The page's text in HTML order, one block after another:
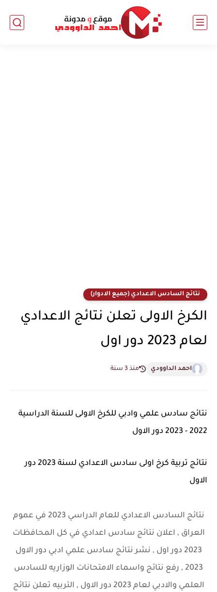
نتائج السادس الاعدادي (جميع الادوار)
الكرخ الاولى تعلن نتائج الاعدادي
لعام 2023 دور اول
احمد الداوودي منذ 3 سنة
نتائج سادس علمي وادبي للكرخ الاولى للسنة الدراسية
2022 - 2023 دور الاول
نتائج تربية كرخ اولى سادس الاعدادي لسنة 2023 دور
الاول
نتائج السادس الاعدادي للعام الدراسي 2023 في عموم
العراق , اعلان نتائج سادس اعدادي في كل المحافظات
2023 دور اول , نشر نتائج سادس علمي ادبي دور الاول
2023 , رفع نتائج واسماء الامتحانات الوزاريه للسادس
العلمي والادبي لعام 2023 دور الاول , التربيه تعلن نتائج